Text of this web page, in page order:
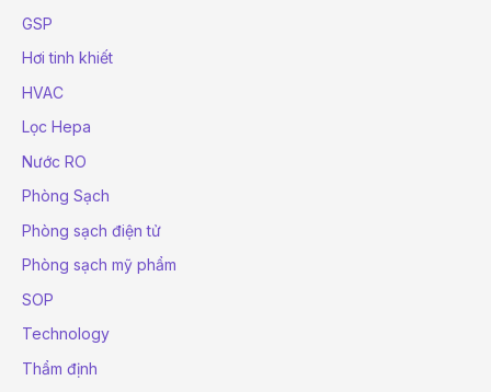
GSP
Hơi tinh khiết
HVAC
Lọc Hepa
Nước RO
Phòng Sạch
Phòng sạch điện tử
Phòng sạch mỹ phẩm
SOP
Technology
Thẩm định